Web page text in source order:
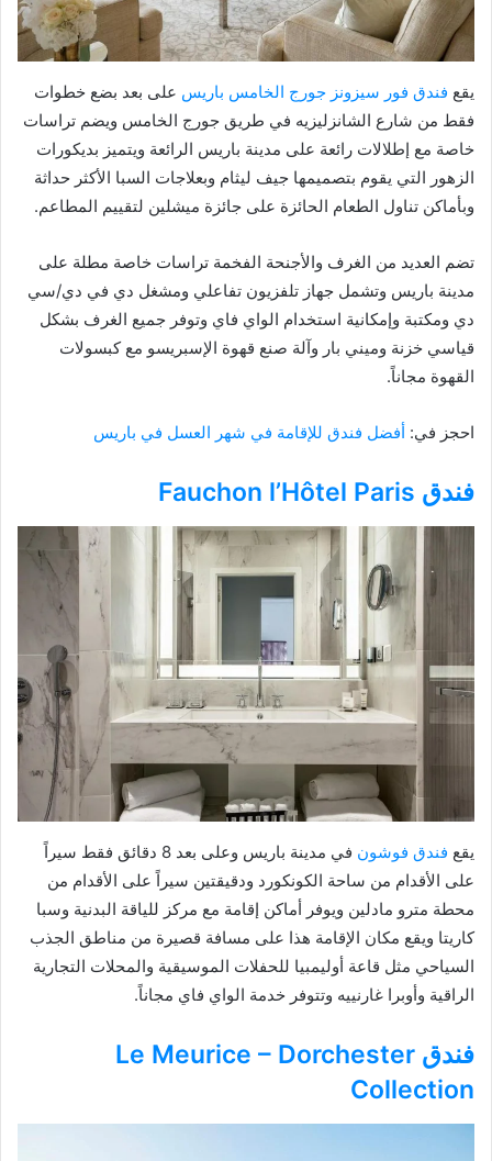
يقع فندق فور سيزونز جورج الخامس باريس على بعد بضع خطوات
فقط من شارع الشانزليزيه في طريق جورج الخامس ويضم تراسات
خاصة مع إطلالات رائعة على مدينة باريس الرائعة ويتميز بديكورات
الزهور التي يقوم بتصميمها جيف ليثام وبعلاجات السبا الأكثر حداثة
وبأماكن تناول الطعام الحائزة على جائزة ميشلين لتقييم المطاعم.
تضم العديد من الغرف والأجنحة الفخمة تراسات خاصة مطلة على
مدينة باريس وتشمل جهاز تلفزيون تفاعلي ومشغل دي في دي/سي
دي ومكتبة وإمكانية استخدام الواي فاي وتوفر جميع الغرف بشكل
قياسي خزنة وميني بار وآلة صنع قهوة الإسبريسو مع كبسولات
القهوة مجاناً.
احجز في: أفضل فندق للإقامة في شهر العسل في باريس
فندق Fauchon l’Hôtel Paris
يقع فندق فوشون
في مدينة باريس وعلى بعد 8 دقائق فقط سيراً
على الأقدام من ساحة الكونكورد ودقيقتين سيراً على الأقدام من
محطة مترو مادلين ويوفر أماكن إقامة مع مركز للياقة البدنية وسبا
كاريتا ويقع مكان الإقامة هذا على مسافة قصيرة من مناطق الجذب
السياحي مثل قاعة أوليمبيا للحفلات الموسيقية والمحلات التجارية
الراقية وأوبرا غارنييه وتتوفر خدمة الواي فاي مجاناً.
فندق Le Meurice – Dorchester
Collection